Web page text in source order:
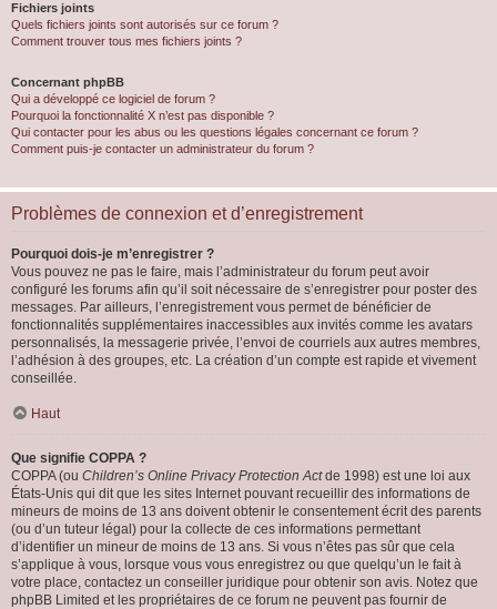
Fichiers joints
Quels fichiers joints sont autorisés sur ce forum ?
Comment trouver tous mes fichiers joints ?
Concernant phpBB
Qui a développé ce logiciel de forum ?
Pourquoi la fonctionnalité X n’est pas disponible ?
Qui contacter pour les abus ou les questions légales concernant ce forum ?
Comment puis-je contacter un administrateur du forum ?
Problèmes de connexion et d’enregistrement
Pourquoi dois-je m’enregistrer ?
Vous pouvez ne pas le faire, mais l’administrateur du forum peut avoir
configuré les forums afin qu’il soit nécessaire de s’enregistrer pour poster des
messages. Par ailleurs, l’enregistrement vous permet de bénéficier de
fonctionnalités supplémentaires inaccessibles aux invités comme les avatars
personnalisés, la messagerie privée, l’envoi de courriels aux autres membres,
l’adhésion à des groupes, etc. La création d’un compte est rapide et vivement
conseillée.
Haut
Que signifie COPPA ?
COPPA (ou Children’s Online Privacy Protection Actde 1998) est une loi aux
États-Unis qui dit que les sites Internet pouvant recueillir des informations de
mineurs de moins de 13 ans doivent obtenir le consentement écrit des parents
(ou d’un tuteur légal) pour la collecte de ces informations permettant
d’identifier un mineur de moins de 13 ans. Si vous n’êtes pas sûr que cela
s’applique à vous, lorsque vous vous enregistrez ou que quelqu’un le fait à
votre place, contactez un conseiller juridique pour obtenir son avis. Notez que
phpBB Limited et les propriétaires de ce forum ne peuvent pas fournir de